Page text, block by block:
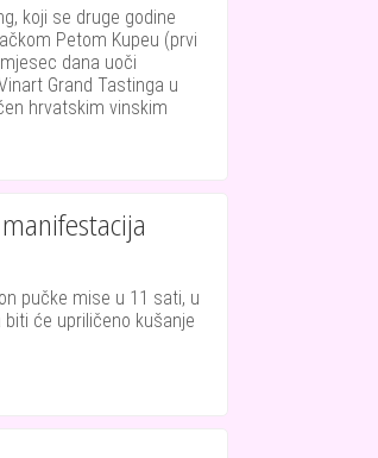
koji se druge godine
Petom Kupeu (prvi
dana uoči
Grand Tastinga u
hrvatskim vinskim
pučke mise u 11 sati, u
biti će upriličeno kušanje